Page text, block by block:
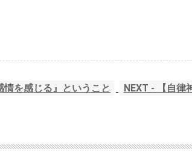
情を感じる』ということ NEXT - 【自律神経失